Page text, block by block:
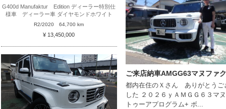
G400d Manufaktur Edition ディーラー特別仕
様車 ディーラー車 ダイヤモンドホワイト
R2/2020 64,700 km
¥ 13,450,000
都内在住のＸさん ありがとうご
した ２０２６ｙＡＭＧＧ６３マ
トゥーアプログラム+ ボ...